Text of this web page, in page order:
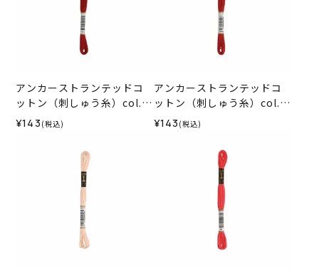
アンカーストランテッドコ
ットン（刺しゅう糸）col.1
015
¥143 (税込)
アンカーストランテッドコ
ットン（刺しゅう糸）col.1
014
¥143 (税込)